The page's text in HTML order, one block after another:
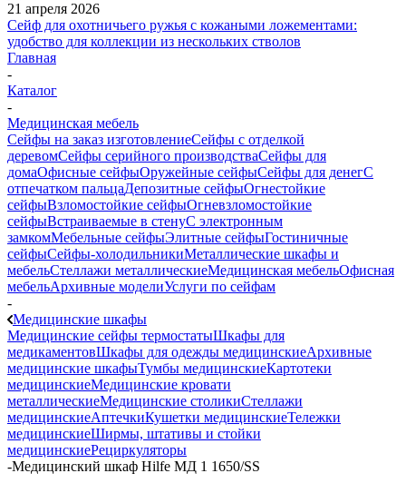
21 апреля 2026
Сейф для охотничьего ружья с кожаными ложементами:
удобство для коллекции из нескольких стволов
Главная
-
Каталог
-
Медицинская мебель
Сейфы на заказ изготовлениеСейфы с отделкой
деревомСейфы серийного производстваСейфы для
домаОфисные сейфыОружейные сейфыСейфы для денегС
отпечатком пальцаДепозитные сейфыОгнестойкие
сейфыВзломостойкие сейфыОгневзломостойкие
сейфыВстраиваемые в стенуС электронным
замкомМебельные сейфыЭлитные сейфыГостиничные
сейфыСейфы-холодильникиМеталлические шкафы и
мебельСтеллажи металлическиеМедицинская мебельОфисная
мебельАрхивные моделиУслуги по сейфам
-
Медицинские шкафы
Медицинские сейфы термостатыШкафы для
медикаментовШкафы для одежды медицинскиеАрхивные
медицинские шкафыТумбы медицинскиеКартотеки
медицинскиеМедицинские кровати
металлическиеМедицинские столикиСтеллажи
медицинскиеАптечкиКушетки медицинскиеТележки
медицинскиеШирмы, штативы и стойки
медицинскиеРециркуляторы
-Медицинский шкаф Hilfe МД 1 1650/SS